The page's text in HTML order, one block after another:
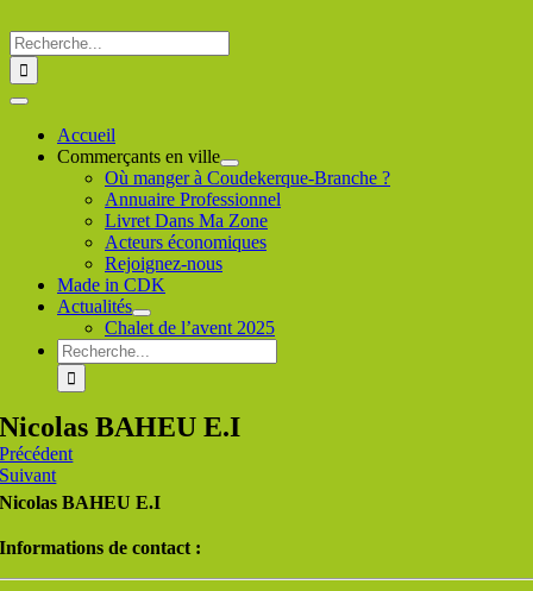
au
contenu
Rechercher
:
Toggle
NavigationAccueil
Commerçants en ville
Où manger à Coudekerque-Branche ?
Annuaire Professionnel
Livret Dans Ma Zone
Acteurs économiques
Rejoignez-nous
Made in CDK
Actualités
Chalet de l’avent 2025
Rechercher
:
Nicolas BAHEU E.I
Précédent
Suivant
Nicolas BAHEU E.I
Informations de contact :